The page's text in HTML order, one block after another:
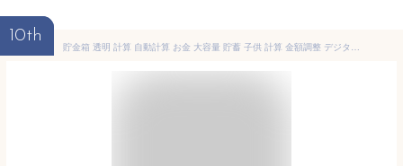
10th
貯金箱 透明 計算 自動計算 お金 大容量 貯蓄 子供 計算 金額調整 デジタルカウンターバンク お小遣い 札とコインを貯える